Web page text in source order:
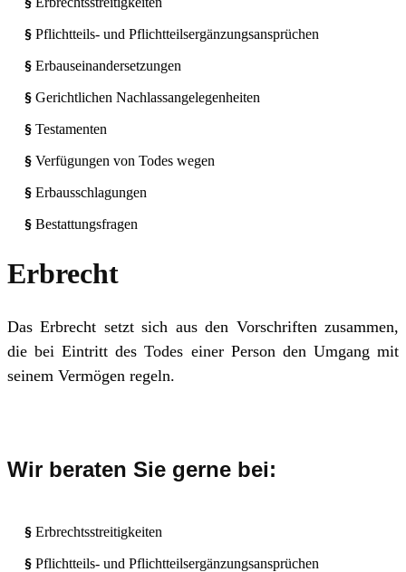
§ Pflichtteils- und Pflichtteilsergänzungsansprüchen
§ Erbauseinandersetzungen
§ Gerichtlichen Nachlassangelegenheiten
§ Testamenten
§ Verfügungen von Todes wegen
§ Erbausschlagungen
§ Bestattungsfragen
Erbrecht
Das Erb­recht setzt sich aus den Vor­schrif­ten zu­sam­men,
die bei Ein­tritt des To­des einer Per­son den Um­gang mit
sei­nem Ver­mö­gen re­geln.
Wir beraten Sie gerne bei:
§ Erbrechtsstreitigkeiten
§ Pflichtteils- und Pflichtteilsergänzungsansprüchen